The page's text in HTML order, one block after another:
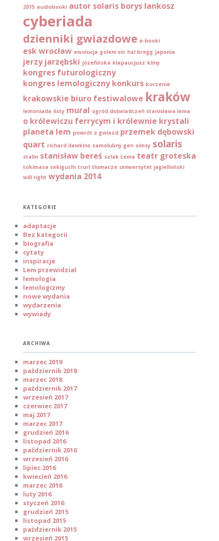
2015 audiobooki autor solaris borys lankosz
cyberiada
dzienniki gwiazdowe e-booki
esk wrocław ewolucja golem xiv hal bregg japonia
jerzy jarzębski józefińska klapaucjusz kliny
kongres futurologiczny
kongres lemologiczny konkurs korzenie
krakowskie biuro festiwalowe kraków
lemoniada listy mural ogród doświadczeń stanisława lema
o królewiczu ferrycym i królewnie krystali
planeta lem powrót z gwiazd przemek dębowski
quart richard dawkins samolubny gen simsy solaris
stalin stanisław bereś szlak Lema teatr groteska
tokimasa sekiguchi trurl tłumacze uniwersytet jagielloński
will right wydania 2014
KATEGORIE
adaptacje
Bez kategorii
biografia
cytaty
inspiracje
Lem przewidział
lemologia
lemologizmy
nowe wydania
wydarzenia
wywiady
ARCHIWA
marzec 2019
październik 2018
marzec 2018
październik 2017
wrzesień 2017
czerwiec 2017
maj 2017
marzec 2017
grudzień 2016
listopad 2016
październik 2016
wrzesień 2016
lipiec 2016
kwiecień 2016
marzec 2016
luty 2016
styczeń 2016
grudzień 2015
listopad 2015
październik 2015
wrzesień 2015